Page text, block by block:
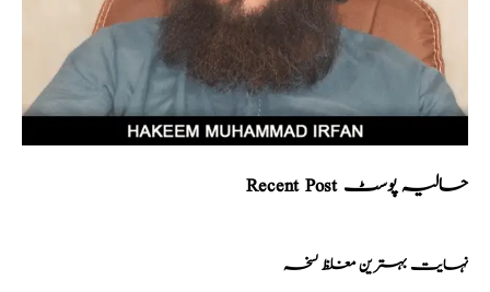
Recent Post حالیہ پوسٹ
نہایت بہترین مغلظ نسخہ